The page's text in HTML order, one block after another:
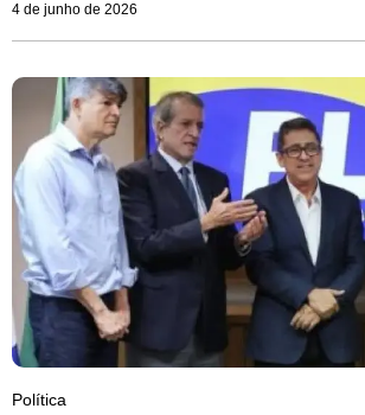
4 de junho de 2026
Política